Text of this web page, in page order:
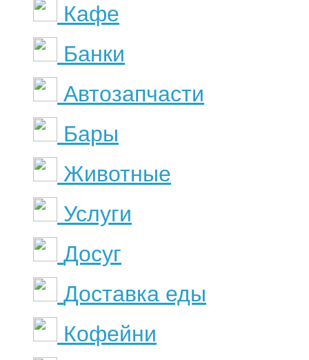
Кафе
Банки
Автозапчасти
Бары
Животные
Услуги
Досуг
Доставка еды
Кофейни